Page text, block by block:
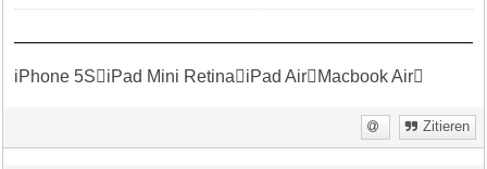
iPhone 5SiPad Mini RetinaiPad AirMacbook Air
Zitieren